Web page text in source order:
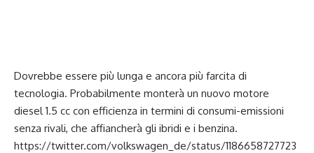
Dovrebbe essere più lunga e ancora più farcita di
tecnologia. Probabilmente monterà un nuovo motore
diesel 1.5 cc con efficienza in termini di consumi-emissioni
senza rivali, che affiancherà gli ibridi e i benzina.
https://twitter.com/volkswagen_de/status/1186658727723